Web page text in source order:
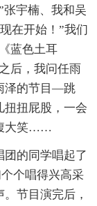
张宇楠、我和吴
在开始！”我们
蓝色土耳
后，我问任雨
泽的节目—跳
扭扭屁股，一会
大笑……
的同学唱起了
个唱得兴高采
节目演完后，